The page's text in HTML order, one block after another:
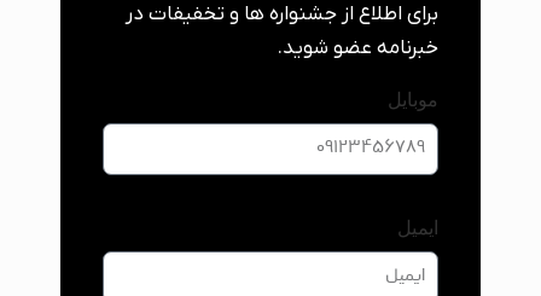
برای اطلاع از جشنواره ها و تخفیفات در
خبرنامه عضو شوید.
موبایل
ایمیل